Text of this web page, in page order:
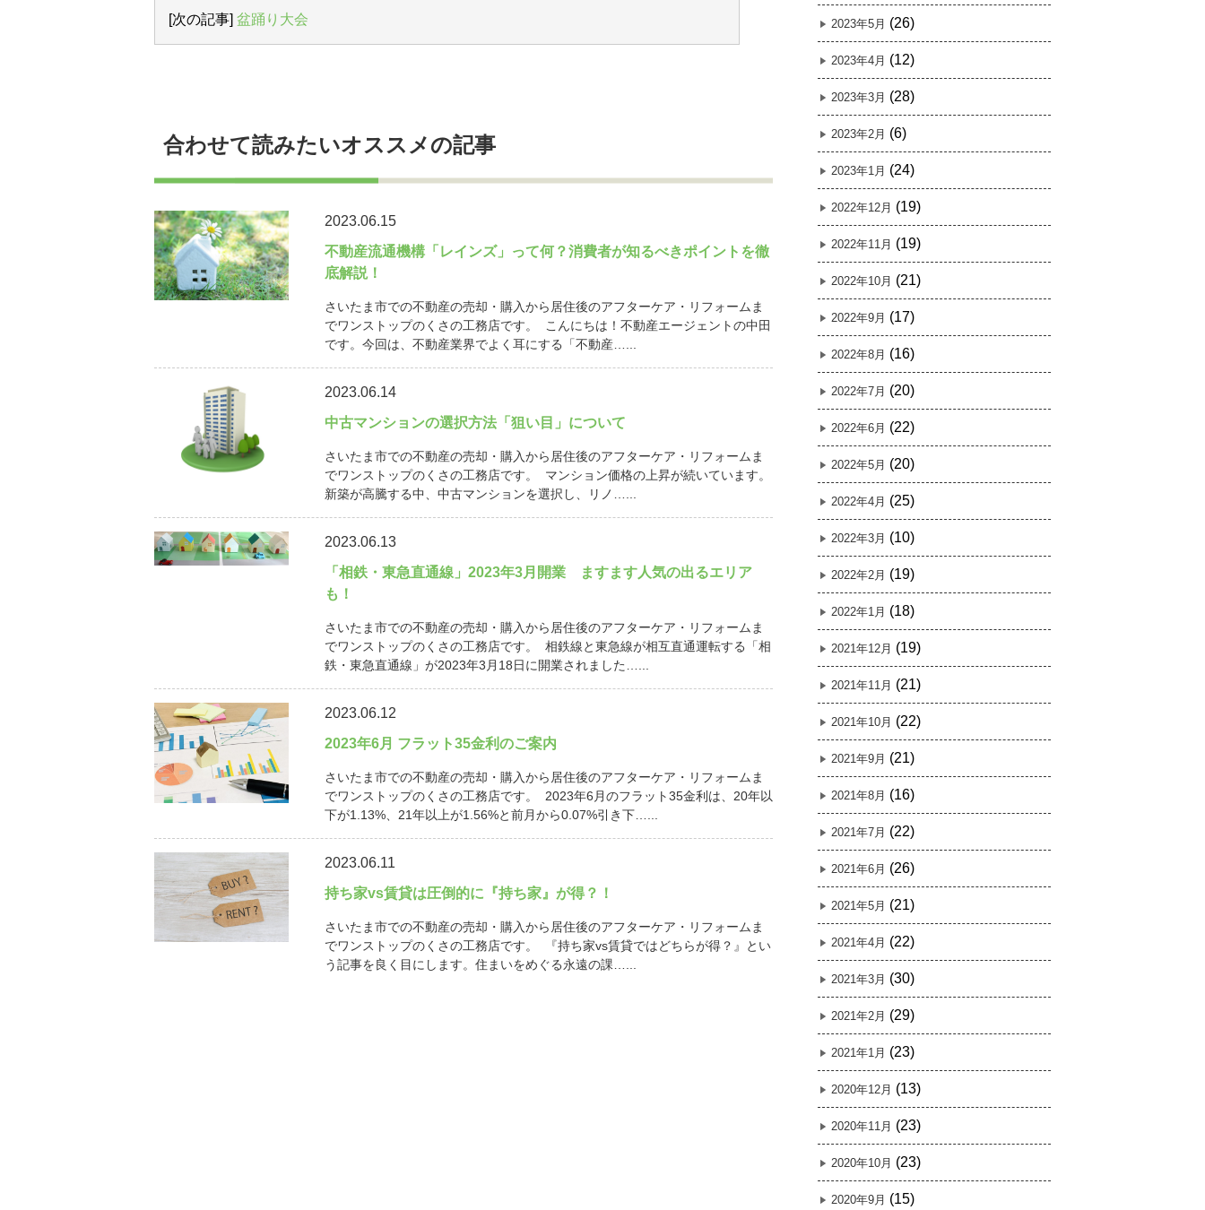
[次の記事] 盆踊り大会
合わせて読みたいオススメの記事
2023.06.15
不動産流通機構「レインズ」って何？消費者が知るべきポイントを徹
底解説！
さいたま市での不動産の売却・購入から居住後のアフターケア・リフォームま
でワンストップのくさの工務店です。 こんにちは！不動産エージェントの中田
です。今回は、不動産業界でよく耳にする「不動産…...
2023.06.14
中古マンションの選択方法「狙い目」について
さいたま市での不動産の売却・購入から居住後のアフターケア・リフォームま
でワンストップのくさの工務店です。 マンション価格の上昇が続いています。
新築が高騰する中、中古マンションを選択し、リノ…...
2023.06.13
「相鉄・東急直通線」2023年3月開業 ますます人気の出るエリア
も！
さいたま市での不動産の売却・購入から居住後のアフターケア・リフォームま
でワンストップのくさの工務店です。 相鉄線と東急線が相互直通運転する「相
鉄・東急直通線」が2023年3月18日に開業されました…...
2023.06.12
2023年6月 フラット35金利のご案内
さいたま市での不動産の売却・購入から居住後のアフターケア・リフォームま
でワンストップのくさの工務店です。 2023年6月のフラット35金利は、20年以
下が1.13%、21年以上が1.56%と前月から0.07%引き下…...
2023.06.11
持ち家vs賃貸は圧倒的に『持ち家』が得？！
さいたま市での不動産の売却・購入から居住後のアフターケア・リフォームま
でワンストップのくさの工務店です。 『持ち家vs賃貸ではどちらが得？』とい
う記事を良く目にします。住まいをめぐる永遠の課…...
2023年5月 (26)
2023年4月 (12)
2023年3月 (28)
2023年2月 (6)
2023年1月 (24)
2022年12月 (19)
2022年11月 (19)
2022年10月 (21)
2022年9月 (17)
2022年8月 (16)
2022年7月 (20)
2022年6月 (22)
2022年5月 (20)
2022年4月 (25)
2022年3月 (10)
2022年2月 (19)
2022年1月 (18)
2021年12月 (19)
2021年11月 (21)
2021年10月 (22)
2021年9月 (21)
2021年8月 (16)
2021年7月 (22)
2021年6月 (26)
2021年5月 (21)
2021年4月 (22)
2021年3月 (30)
2021年2月 (29)
2021年1月 (23)
2020年12月 (13)
2020年11月 (23)
2020年10月 (23)
2020年9月 (15)